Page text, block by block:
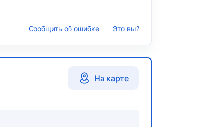
Сообщить об ошибке Это вы?
На карте